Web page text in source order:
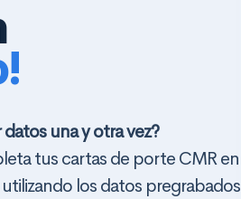
una y otra vez?
tus cartas de porte CMR en
los datos pregrabados